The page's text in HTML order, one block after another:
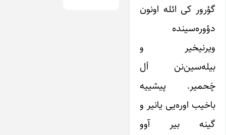
گؤرور کی ائله اونون
دؤوره‌سینده
ویرنیخیر و
بیله‌سین‌نن اَل
چَحمیر. پیشییه
باخیب اوره‌یی یانیر و
گینه بیر آوو